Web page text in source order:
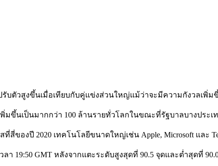
บตัวสูงขึ้นเมื่อเทียบกับคู่แข่งส่วนใหญ่แม้ว่าจะมีความกังวลเพิ่ม
มขึ้นเป็นมากกว่า 100 ล้านรายทั่วโลกในขณะที่รัฐบาลบางประ
ของปี 2020 เทคโนโลยีขนาดใหญ่เช่น Apple, Microsoft และ
า 19:50 GMT หลังจากแตะระดับสูงสุดที่ 90.5 จุดและต่ำสุดที่